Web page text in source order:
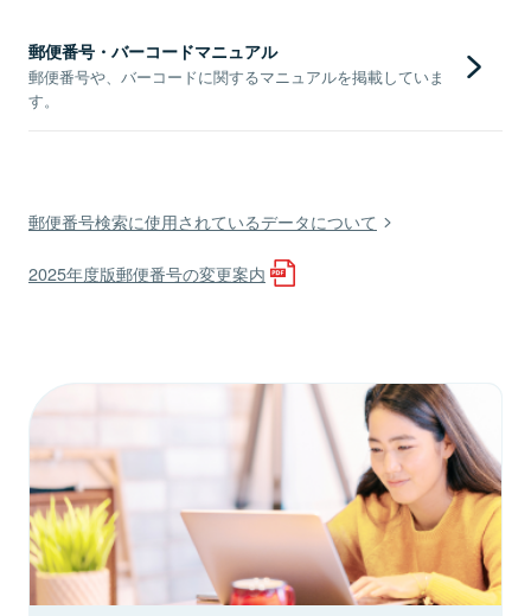
郵便番号・バーコードマニュアル
郵便番号や、バーコードに関するマニュアルを掲載していま
す。
郵便番号検索に使用されているデータについて
2025年度版郵便番号の変更案内